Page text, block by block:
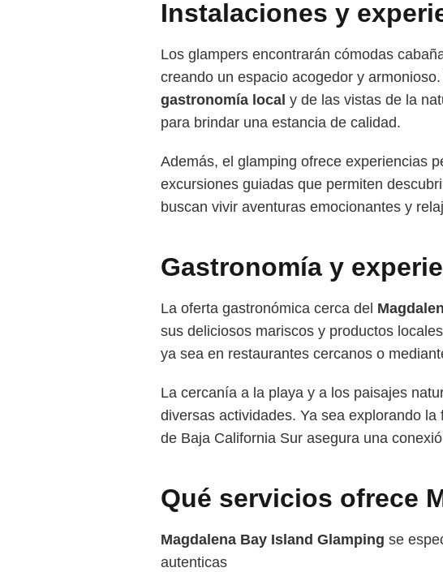
Instalaciones y
Los glampers encontrarán cómodas
creando un espacio acogedor y
gastronomía local y de las vistas de la
para brindar una estancia de calidad.
Además, el glamping ofrece experiencias
excursiones guiadas que permiten
buscan vivir aventuras emocionantes y
Gastronomía y
La oferta gastronómica cerca del
sus deliciosos mariscos y productos
ya sea en restaurantes cercanos o
La cercanía a la playa y a los paisajes
diversas actividades. Ya sea explorando
de Baja California Sur asegura una
Qué servicios ofrece
Magdalena Bay Island Glamping se
autenticas